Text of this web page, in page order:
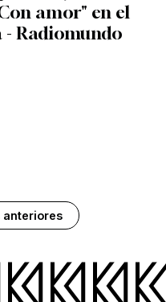
amor" en el
Radiomundo
anteriores